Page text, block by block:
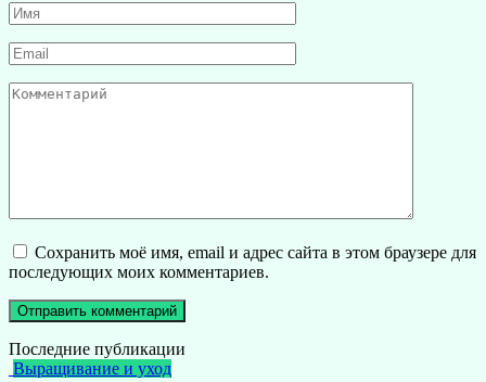
Имя
*
Email
*
Комментарий
Сохранить моё имя, email и адрес сайта в этом браузере для
последующих моих комментариев.
Последние публикации
Выращивание и уход